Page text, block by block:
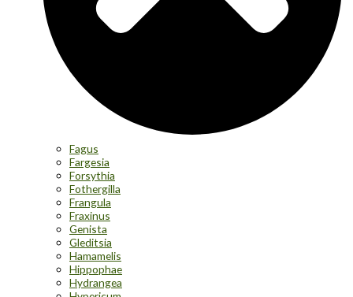
Fagus
Fargesia
Forsythia
Fothergilla
Frangula
Fraxinus
Genista
Gleditsia
Hamamelis
Hippophae
Hydrangea